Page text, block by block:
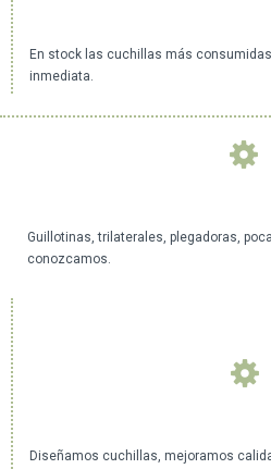
En stock las cuchillas más
inmediata.
Guillotinas, trilaterales, plegadoras,
conozcamos.
Diseñamos cuchillas, mejoramos